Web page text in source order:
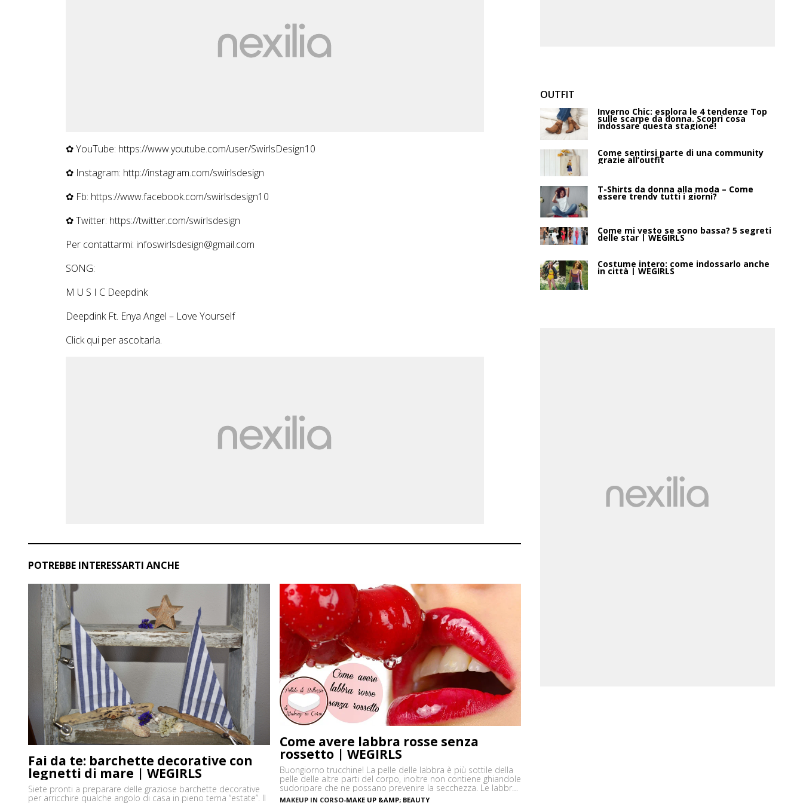
✿ YouTube: https://www.youtube.com/user/SwirlsDesign10
✿ Instagram: http://instagram.com/swirlsdesign
✿ Fb: https://www.facebook.com/swirlsdesign10
✿ Twitter: https://twitter.com/swirlsdesign
Per contattarmi: infoswirlsdesign@gmail.com
SONG:
M U S I C Deepdink
Deepdink Ft. Enya Angel – Love Yourself
Clickquiper ascoltarla.
POTREBBE INTERESSARTI ANCHE
Fai da te: barchette decorative con
legnetti di mare | WEGIRLS
Siete pronti a preparare delle graziose barchette decorative
per arricchire qualche angolo di casa in pieno tema “estate”. Il
Come avere labbra rosse senza
rossetto | WEGIRLS
Buongiorno trucchine! La pelle delle labbra è più sottile della
pelle delle altre parti del corpo, inoltre non contiene ghiandole
sudoripare che ne possano prevenire la secchezza. Le labbra
sono sensibili alle aggressioni ambientali e spesso possono
MAKEUP IN CORSO-MAKE UP &AMP; BEAUTY
OUTFIT
Inverno Chic: esplora le 4 tendenze Top
sulle scarpe da donna. Scopri cosa
indossare questa stagione!
Come sentirsi parte di una community
grazie all’outfit
T-Shirts da donna alla moda – Come
essere trendy tutti i giorni?
Come mi vesto se sono bassa? 5 segreti
delle star | WEGIRLS
Costume intero: come indossarlo anche
in città | WEGIRLS